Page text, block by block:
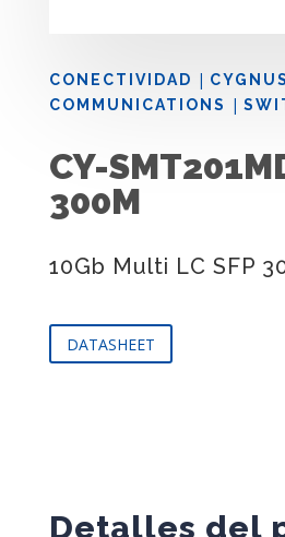
CONECTIVIDAD | CYGNUS
COMMUNICATIONS
|
CY-
300M
10Gb Multi LC SFP
DATASHEET
Detalles del